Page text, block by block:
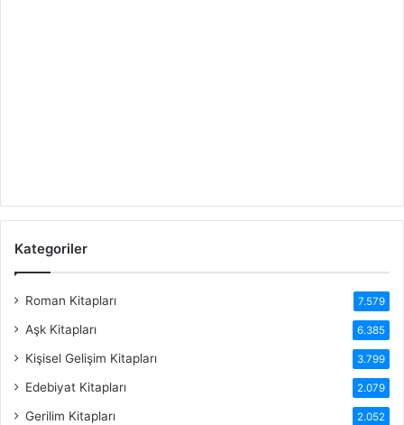
Kategoriler
Roman Kitapları 7.579
Aşk Kitapları 6.385
Kişisel Gelişim Kitapları 3.799
Edebiyat Kitapları 2.079
Gerilim Kitapları 2.052